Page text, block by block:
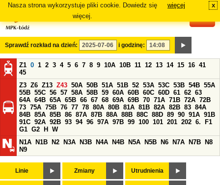
Nasza strona wykorzystuje pliki cookie. Dowiedz się
więcej.
więcej x
Sprawdź rozkład na dzień: i godzinę:
Z1 0 1 2 3 4 5 6 7 8 9 10A 10B 11 12 13 14 15 16 41
45
Z3 Z6 Z13 Z43 50A 50B 51A 51B 52 53A 53C 53B 54B 55A
55B 55C 56 57 58A 58B 59 60A 60B 60C 60D 61 62 63
64A 64B 65A 65B 66 67 68 69A 69B 70 71A 71B 72A 72B
73 75A 75B 76 77 78 80A 80B 81A 81B 82A 82B 83 84A
84B 85A 85B 86 87A 87B 88A 88B 88C 88D 89 90 91A 91B
91C 92A 92B 93 94 96 97A 97B 99 100 101 201 202 6.
F1
G1 G2 H
W
N1A
N1B N2 N3A N3B N4A N4B N5A N5B N6 N7A N7B
N8
N9
Linie Zmiany Utrudnienia